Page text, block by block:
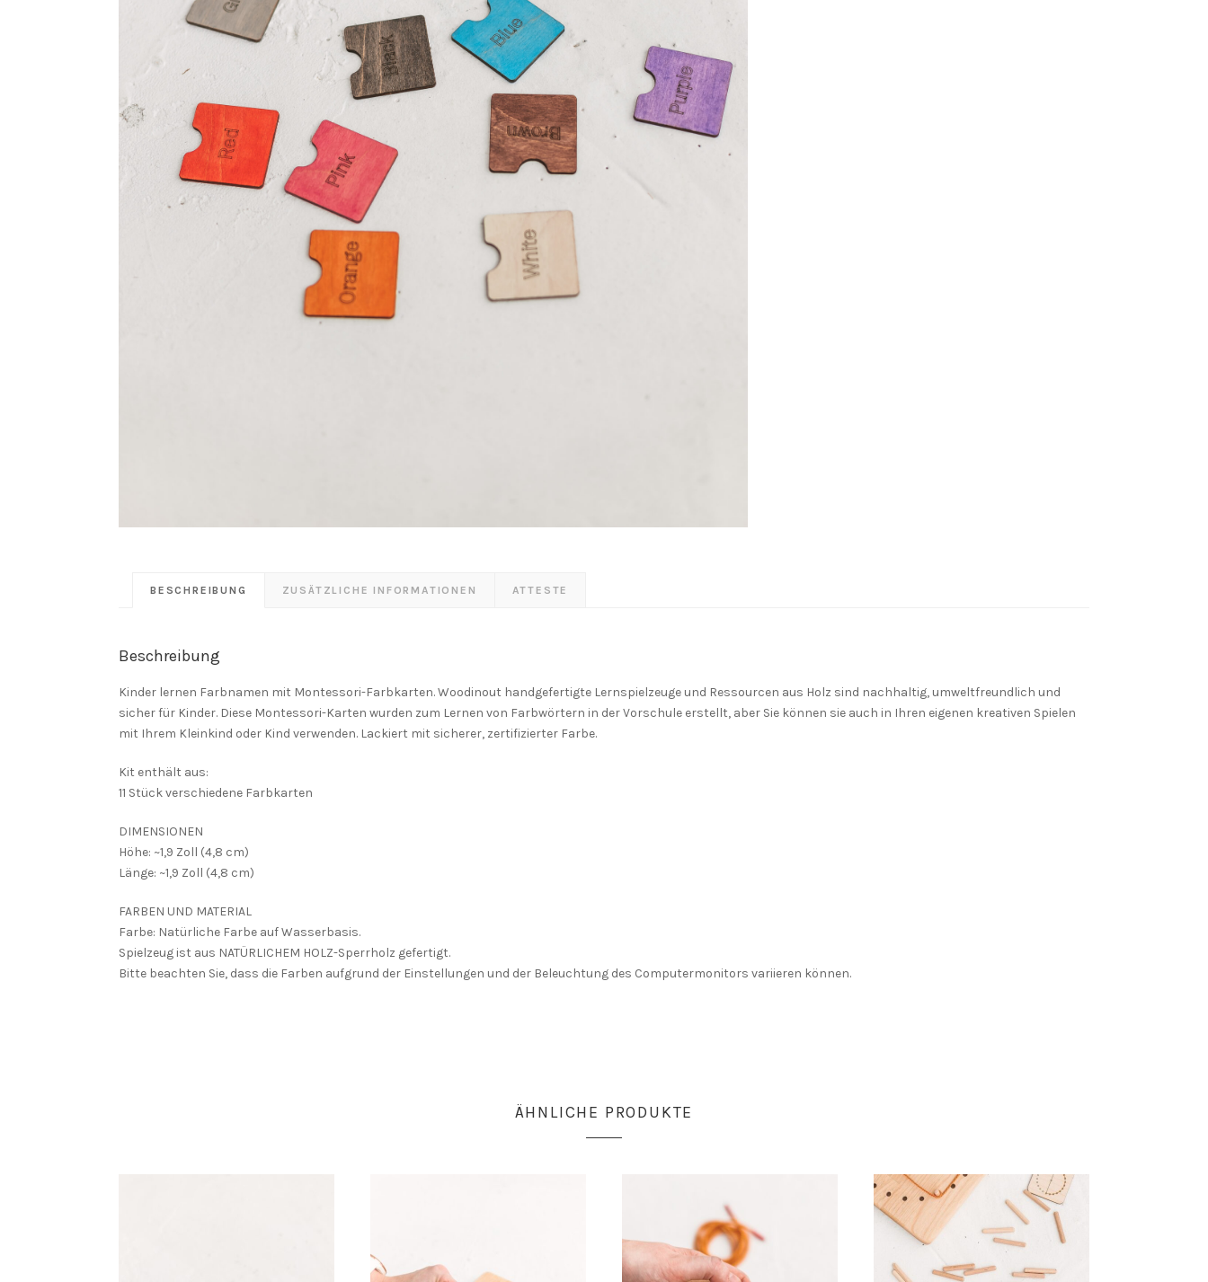
BESCHREIBUNG ZUSÄTZLICHE INFORMATIONEN ATTESTE
Beschreibung
Kinder lernen Farbnamen mit Montessori-Farbkarten. Woodinout handgefertigte Lernspielzeuge und Ressourcen aus Holz sind nachhaltig, umweltfreundlich und
sicher für Kinder. Diese Montessori-Karten wurden zum Lernen von Farbwörtern in der Vorschule erstellt, aber Sie können sie auch in Ihren eigenen kreativen Spielen
mit Ihrem Kleinkind oder Kind verwenden. Lackiert mit sicherer, zertifizierter Farbe.
Kit enthält aus:
11 Stück verschiedene Farbkarten
DIMENSIONEN
Höhe: ~1,9 Zoll (4,8 cm)
Länge: ~1,9 Zoll (4,8 cm)
FARBEN UND MATERIAL
Farbe: Natürliche Farbe auf Wasserbasis.
Spielzeug ist aus NATÜRLICHEM HOLZ-Sperrholz gefertigt.
Bitte beachten Sie, dass die Farben aufgrund der Einstellungen und der Beleuchtung des Computermonitors variieren können.
ÄHNLICHE PRODUKTE